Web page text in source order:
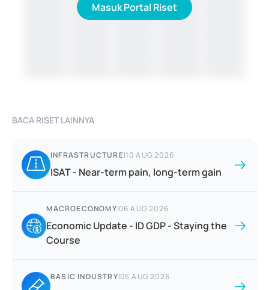
Masuk Portal Riset
BACA RISET LAINNYA
INFRASTRUCTURE|10 AUG 2026
ISAT - Near-term pain, long-term gain
MACROECONOMY|06 AUG 2026
Economic Update - ID GDP - Staying the
Course
BASIC INDUSTRY|05 AUG 2026